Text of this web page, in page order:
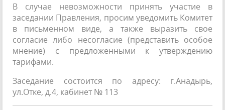
В случае невозможности принять участие в
заседании Правления, просим уведомить Комитет
в письменном виде, а также выразить свое
согласие либо несогласие (представить особое
мнение) с предложенными к утверждению
тарифами.
Заседание состоится по адресу: г.Анадырь,
ул.Отке, д.4, кабинет № 113